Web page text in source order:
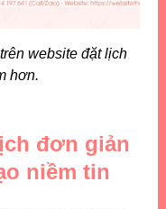
website đặt lịch
hơn.
đơn giản
niềm tin